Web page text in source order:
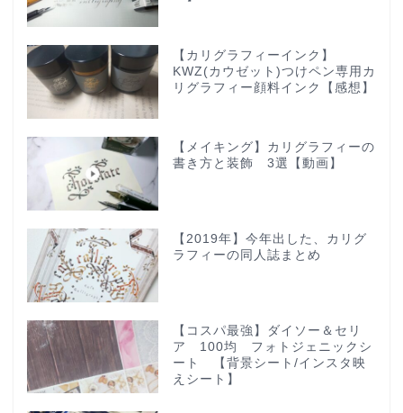
【カリグラフィーインク】
KWZ(カウゼット)つけペン専用カ
リグラフィー顔料インク【感想】
【メイキング】カリグラフィーの
書き方と装飾 3選【動画】
【2019年】今年出した、カリグ
ラフィーの同人誌まとめ
【コスパ最強】ダイソー＆セリ
ア 100均 フォトジェニックシ
ート 【背景シート/インスタ映
えシート】